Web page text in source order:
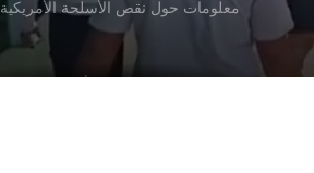
معلومات حول نقص الأسلحة الأمريكية